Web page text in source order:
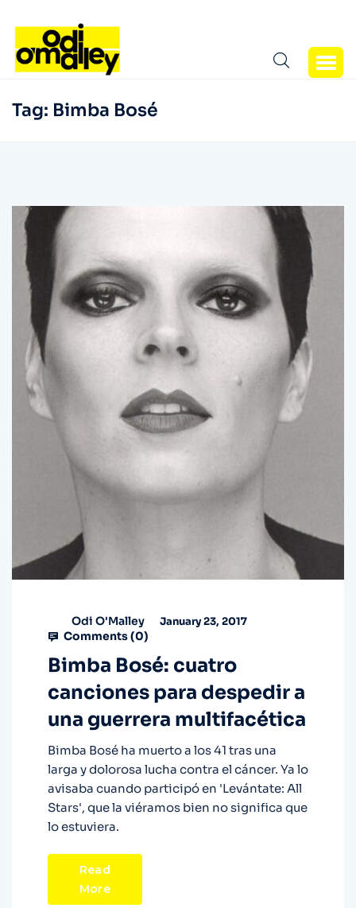
Tag: Bimba Bosé
Odi O'Malley January 23, 2017
Comments (0)
Bimba Bosé: cuatro
canciones para despedir a
una guerrera multifacética
Bimba Bosé ha muerto a los 41 tras una
larga y dolorosa lucha contra el cáncer. Ya lo
avisaba cuando participó en 'Levántate: All
Stars', que la viéramos bien no significa que
lo estuviera.
Read
More